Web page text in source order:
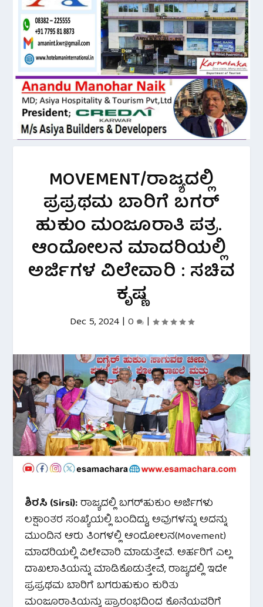
MOVEMENT/ರಾಜ್ಯದಲ್ಲಿ
ಪ್ರಪ್ರಥಮ ಬಾರಿಗೆ ಬಗರ್
ಹುಕುಂ ಮಂಜೂರಾತಿ ಪತ್ರ.
ಆಂದೋಲನ ಮಾದರಿಯಲ್ಲಿ
ಅರ್ಜಿಗಳ ವಿಲೇವಾರಿ : ಸಚಿವ
ಕೃಷ್ಣ
Dec 5, 2024| 0 |
ಶಿರಸಿ (Sirsi):ರಾಜ್ಯದಲ್ಲಿ ಬಗರ್‌ಹುಕುಂ ಅರ್ಜಿಗಳು
ಲಕ್ಷಾಂತರ ಸಂಖ್ಯೆಯಲ್ಲಿ ಬಂದಿದ್ದು, ಅವುಗಳನ್ನು ಅದನ್ನು
ಮುಂದಿನ ಆರು ತಿಂಗಳಲ್ಲಿ ಆಂದೋಲನ(Movement)
ಮಾದರಿಯಲ್ಲಿ ವಿಲೇವಾರಿ ಮಾಡುತ್ತೇವೆ. ಅರ್ಹರಿಗೆ ಎಲ್ಲ
ದಾಖಲಾತಿಯನ್ನು ಮಾಡಿಕೊಡುತ್ತೇವೆ, ರಾಜ್ಯದಲ್ಲಿ ಇದೇ
ಪ್ರಪ್ರಥಮ ಬಾರಿಗೆ ಬಗರುಹುಕುಂ ಕುರಿತು
ಮಂಜೂರಾತಿಯನ್ನು ಪ್ರಾರಂಭದಿಂದ ಕೊನೆಯವರಿಗೆ